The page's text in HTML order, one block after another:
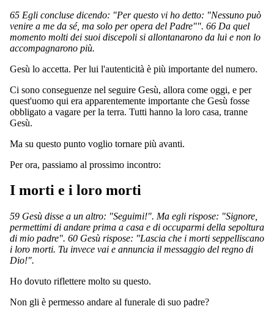
65 Egli concluse dicendo: "Per questo vi ho detto: "Nessuno può
venire a me da sé, ma solo per opera del Padre"". 66 Da quel
momento molti dei suoi discepoli si allontanarono da lui e non lo
accompagnarono più.
Gesù lo accetta. Per lui l'autenticità è più importante del numero.
Ci sono conseguenze nel seguire Gesù, allora come oggi, e per
quest'uomo qui era apparentemente importante che Gesù fosse
obbligato a vagare per la terra. Tutti hanno la loro casa, tranne
Gesù.
Ma su questo punto voglio tornare più avanti.
Per ora, passiamo al prossimo incontro:
I morti e i loro morti
59 Gesù disse a un altro: "Seguimi!". Ma egli rispose: "Signore,
permettimi di andare prima a casa e di occuparmi della sepoltura
di mio padre". 60 Gesù rispose: "Lascia che i morti seppelliscano
i loro morti. Tu invece vai e annuncia il messaggio del regno di
Dio!".
Ho dovuto riflettere molto su questo.
Non gli è permesso andare al funerale di suo padre?